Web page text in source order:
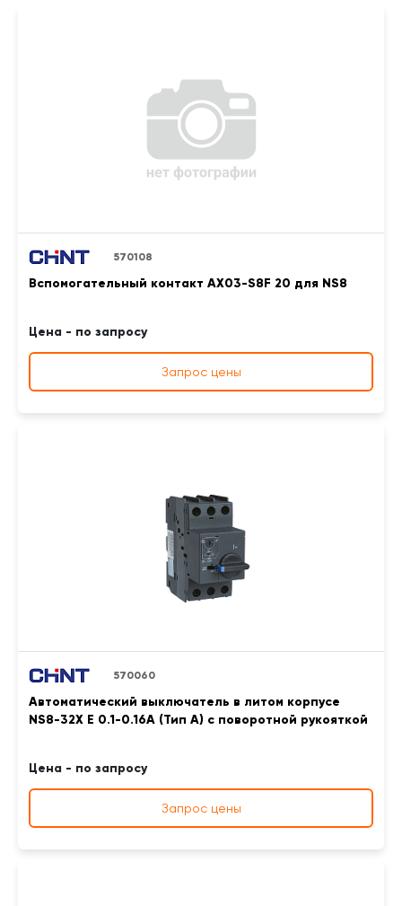
570108
Вспомогательный контакт AX03-S8F 20 для NS8
Цена - по запросу
Запрос цены
570060
Автоматический выключатель в литом корпусе
NS8-32X E 0.1-0.16A (Тип A) с поворотной рукояткой
Цена - по запросу
Запрос цены